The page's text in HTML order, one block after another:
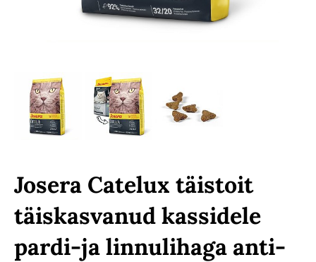
Josera Catelux täistoit
täiskasvanud kassidele
pardi-ja linnulihaga anti-